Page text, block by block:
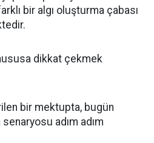
bir algı oluşturma çabası
dikkat çekmek
bir mektupta, bugün
adım adım